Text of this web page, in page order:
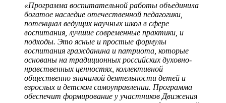
«Программа воспитательной работы объединила
богатое наследие отечественной педагогики,
потенциал ведущих научных школ в сфере
воспитания, лучшие современные практики, и
подходы. Это ясные и простые формулы
воспитания гражданина и патриота, которые
основаны на традиционных российских духовно-
нравственных ценностях, коллективной
общественно значимой деятельности детей и
взрослых и детском самоуправлении. Программа
обеспечит формирование у участников Движения